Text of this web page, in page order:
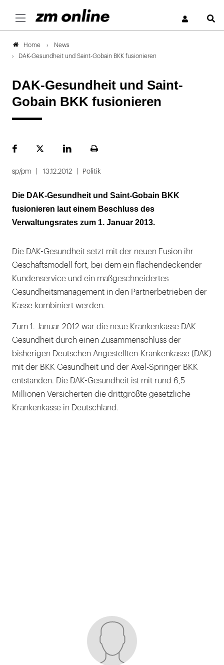
Home
News
DAK-Gesundheit und Saint-Gobain BKK fusionieren
DAK-Gesundheit und Saint-
Gobain BKK fusionieren
FacebookPlattformLinekdInSeite
sp/pm 13.12.2012 Politik
Die DAK-Gesundheit und Saint-Gobain BKK
fusionieren laut einem Beschluss des
Verwaltungsrates zum 1. Januar 2013.
Die DAK-Gesundheit setzt mit der neuen Fusion ihr
Geschäftsmodell fort, bei dem ein flächendeckender
Kundenservice und ein maßgeschneidertes
Gesundheitsmanagement in den Partnerbetrieben der
Kasse kombiniert werden.
Zum 1. Januar 2012 war die neue Krankenkasse DAK-
Gesundheit durch einen Zusammenschluss der
bisherigen Deutschen Angestellten-Krankenkasse (DAK)
mit der BKK Gesundheit und der Axel-Springer BKK
entstanden. Die DAK-Gesundheit ist mit rund 6,5
Millionen Versicherten die drittgrößte gesetzliche
Krankenkasse in Deutschland.